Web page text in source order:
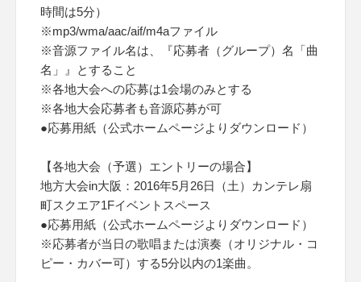
時間は5分）
※mp3/wma/aac/aif/m4aファイル
※音源ファイル名は、『応募者（グループ）名「曲
名」』とすること
※各地大会への応募は1会場のみとする
※各地大会応募者も音源応募が可
●応募用紙（公式ホームページよりダウンロード）
【各地大会（予選）エントリーの場合】
地方大会in大阪：2016年5月26日（土）カンテレ扇
町スクエア1Fイベントスペース
●応募用紙（公式ホームページよりダウンロード）
※応募者が当日の歌唱または演奏（オリジナル・コ
ピー・カバー可）する5分以内の1楽曲。